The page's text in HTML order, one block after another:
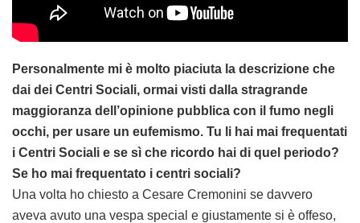
Personalmente mi è molto piaciuta la descrizione che
dai dei Centri Sociali, ormai visti dalla stragrande
maggioranza dell’opinione pubblica con il fumo negli
occhi, per usare un eufemismo. Tu li hai mai frequentati
i Centri Sociali e se sì che ricordo hai di quel periodo?
Se ho mai frequentato i centri sociali?
Una volta ho chiesto a Cesare Cremonini se davvero
aveva avuto una vespa special e giustamente si è offeso,